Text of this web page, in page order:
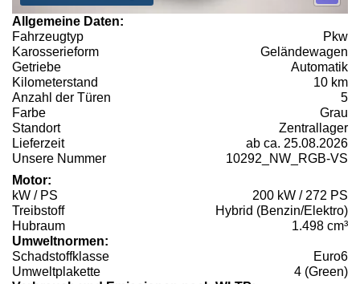
Allgemeine Daten:
Fahrzeugtyp
Pkw
Karosserieform
Geländewagen
Getriebe
Automatik
Kilometerstand
10 km
Anzahl der Türen
5
Farbe
Grau
Standort
Zentrallager
Lieferzeit
ab ca. 25.08.2026
Unsere Nummer
10292_NW_RGB-VS
Motor:
kW / PS
200 kW / 272 PS
Treibstoff
Hybrid (Benzin/Elektro)
Hubraum
1.498 cm³
Umweltnormen:
Schadstoffklasse
Euro6
Umweltplakette
4 (Green)